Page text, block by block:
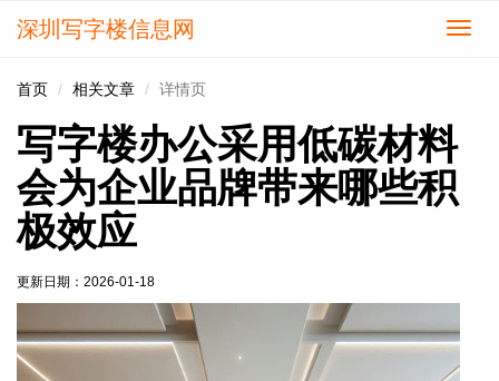
切
深圳写字楼信息网
首页 相关文章 详情页
写字楼办公采用低碳材料
会为企业品牌带来哪些积
极效应
更新日期： 2026-01-18